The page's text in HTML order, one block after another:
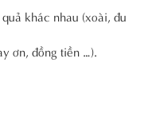
khác nhau (xoài, đu
ơn, đồng tiền …).